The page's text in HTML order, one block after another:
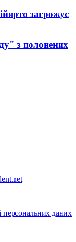
загрожує
з полонених
персональних даних